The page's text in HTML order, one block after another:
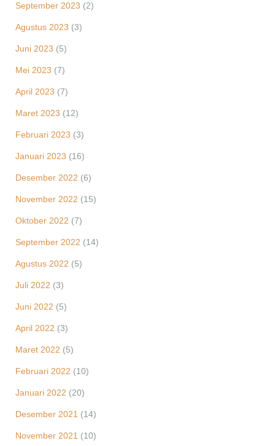
September 2023 (2)
Agustus 2023 (3)
Juni 2023 (5)
Mei 2023 (7)
April 2023 (7)
Maret 2023 (12)
Februari 2023 (3)
Januari 2023 (16)
Desember 2022 (6)
November 2022 (15)
Oktober 2022 (7)
September 2022 (14)
Agustus 2022 (5)
Juli 2022 (3)
Juni 2022 (5)
April 2022 (3)
Maret 2022 (5)
Februari 2022 (10)
Januari 2022 (20)
Desember 2021 (14)
November 2021 (10)